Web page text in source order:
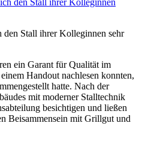
Stall ihrer Kolleginnen sehr
ein Garant für Qualität im
Handout nachlesen konnten,
hatte. Nach der
mit moderner Stalltechnik
besichtigen und ließen
Beisammensein mit Grillgut und